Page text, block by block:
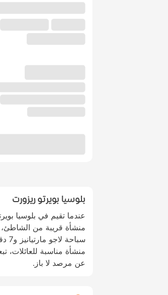
بلوسيا بويرتو ريزورت
عندما تقيم في بلوسيا
عن مرصد لا باز.